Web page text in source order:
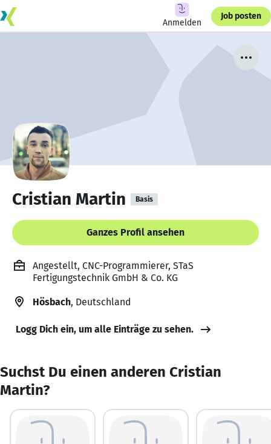
Anmelden
Job posten
Cristian Martin Basis
Ganzes Profil ansehen
Angestellt, CNC-Programmierer, STaS
Fertigungstechnik GmbH & Co. KG
Hösbach, Deutschland
Logg Dich ein, um alle Einträge zu sehen.
Suchst Du einen anderen Cristian
Martin?